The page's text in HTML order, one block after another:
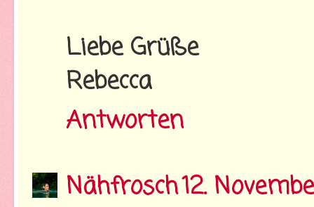
Liebe Grüße
Rebecca
Antworten
Nähfrosch12.